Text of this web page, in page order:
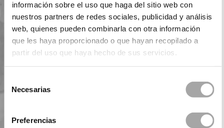
información sobre el uso que haga del sitio web con
nuestros partners de redes sociales, publicidad y análisis
web, quienes pueden combinarla con otra información
que les haya proporcionado o que hayan recopilado a
partir del uso que haya hecho de sus servicios.
Necesarias
Preferencias